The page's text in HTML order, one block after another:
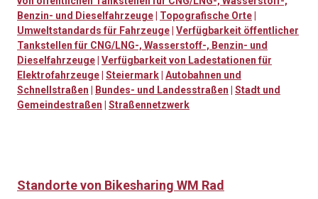
Benzin- und Dieselfahrzeuge
Topografische Orte
Umweltstandards für Fahrzeuge Verfügbarkeit öffentlicher
Tankstellen für CNG/LNG-, Wasserstoff-, Benzin- und
Dieselfahrzeuge Verfügbarkeit von Ladestationen für
Elektrofahrzeuge Steiermark Autobahnen und
Schnellstraßen
Bundes- und Landesstraßen
Stadt und
Gemeindestraßen
Straßennetzwerk
Standorte von Bikesharing WM Rad